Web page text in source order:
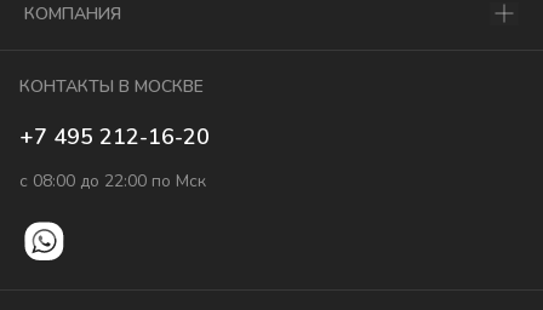
КОМПАНИЯ
КОНТАКТЫ В МОСКВЕ
+7 495 212-16-20
с 08:00 до 22:00 по Мск